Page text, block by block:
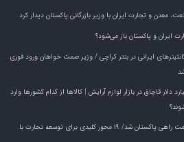
معدن و تجارت ایران با وزیر بازرگانی پاکستان دیدار کرد
ایران و پاکستان باز می‌شود؟
ایرانی در بندر کراچی / وزیر صمت خواهان ورود فوری
دلار قاچاق در بازار لوازم آرایش | کالاها از کدام کشورها وارد
وزیر صمت راهی پاکستان شد/ ۱۹ محور کلیدی برای توسعه تجارت با